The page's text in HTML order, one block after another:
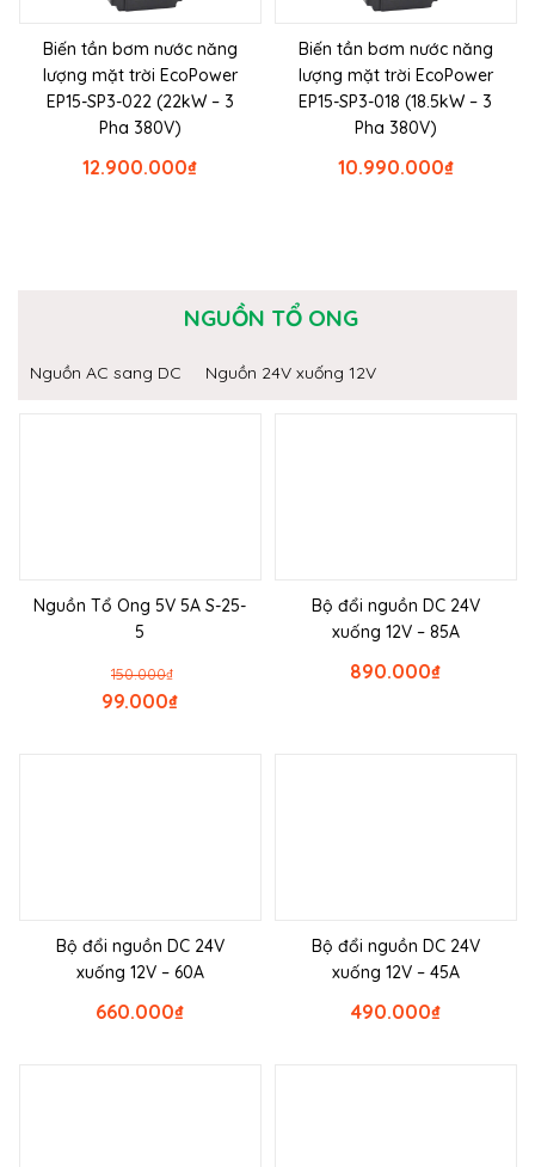
Biến tần bơm nước năng
lượng mặt trời EcoPower
EP15-SP3-022 (22kW – 3
Pha 380V)
₫
12.900.000
Biến tần bơm nước năng
lượng mặt trời EcoPower
EP15-SP3-018 (18.5kW – 3
Pha 380V)
₫
10.990.000
NGUỒN TỔ ONG
Nguồn AC sang DC Nguồn 24V xuống 12V
Nguồn Tổ Ong 5V 5A S-25-
5
₫
150.000
₫
99.000
Bộ đổi nguồn DC 24V
xuống 12V – 85A
₫
890.000
Bộ đổi nguồn DC 24V
xuống 12V – 60A
₫
660.000
Bộ đổi nguồn DC 24V
xuống 12V – 45A
₫
490.000